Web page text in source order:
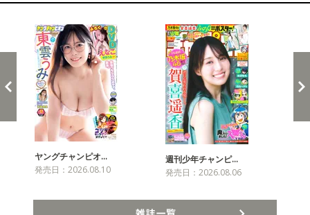
ヤングチャンピオ…
発売日：2026.08.10
週刊少年チャンピ…
発売日：2026.08.06